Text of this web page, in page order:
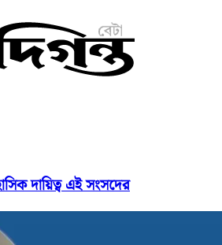
দায়িত্ব এই সংসদের